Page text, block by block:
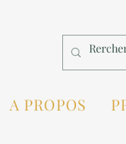
A PROPOS